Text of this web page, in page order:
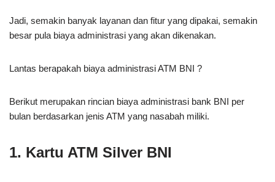
Jadi, semakin banyak layanan dan fitur yang dipakai, semakin
besar pula biaya administrasi yang akan dikenakan.
Lantas berapakah biaya administrasi ATM BNI ?
Berikut merupakan rincian biaya administrasi bank BNI per
bulan berdasarkan jenis ATM yang nasabah miliki.
1. Kartu ATM Silver BNI